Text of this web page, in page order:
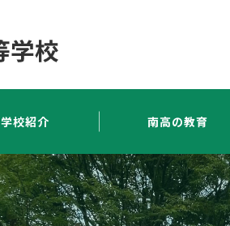
学校紹介 南高の教育